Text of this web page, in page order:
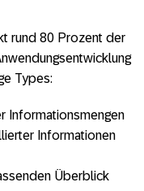
rund 80 Prozent der
Types:
Informationsmengen
Informationen
Überblick